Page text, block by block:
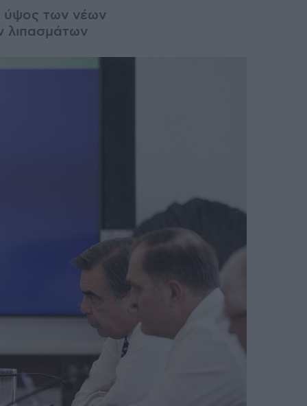
ύψος των νέων
λιπασμάτων